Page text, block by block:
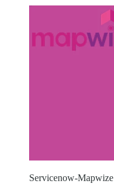
Servicenow-Mapwize